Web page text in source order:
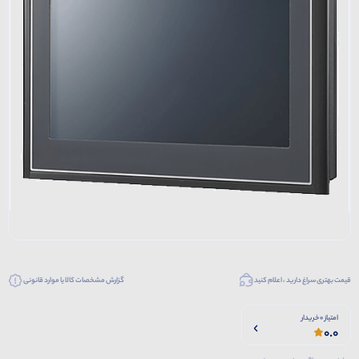
قیمت بهتری سراغ دارید ، اعلام کنید گزارش مشخصات کالا یا موارد قانونی
امتیاز 0 خریدار
0.0